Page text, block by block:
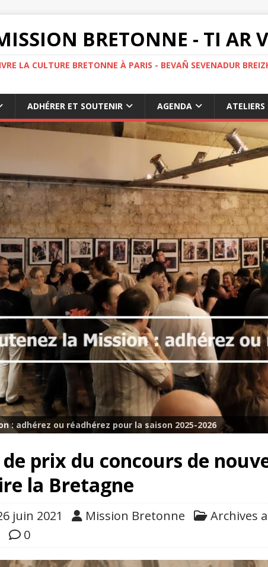
BRETONNE - TI AR
LA CULTURE BRETONNE À PARIS - BEVAÑ SEVENADUR
ADHÉRER ET SOUTENIR AGENDA ATELIERS
: adhérez ou réadhérez pour la saison 2025-2026
de prix du concours de
la Bretagne
juin 2021 Mission Bretonne Archives
0